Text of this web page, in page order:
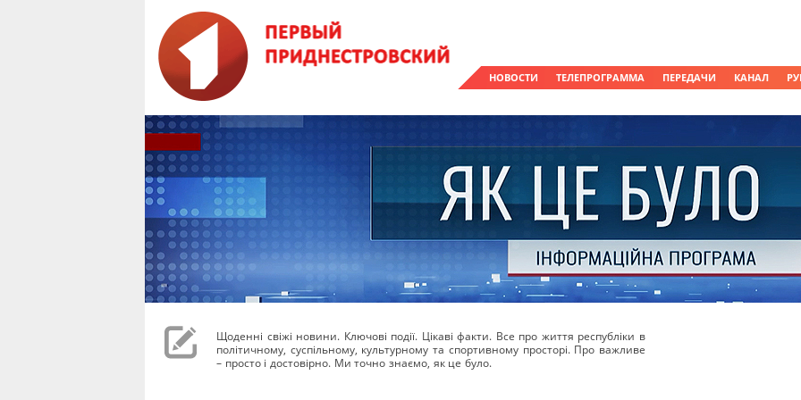
НОВОСТИ ТЕЛЕПРОГРАММА ПЕРЕДАЧИ КАНАЛ
Щоденні свіжі новини. Ключові події. Цікаві факти. Все про життя республіки в
політичному, суспільному, культурному та спортивному просторі. Про важливе
– просто і достовірно. Ми точно знаємо, як це було.